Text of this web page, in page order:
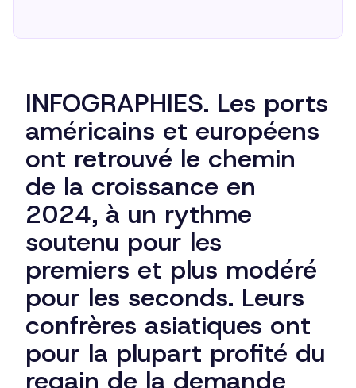
INFOGRAPHIES. Les ports
américains et européens
ont retrouvé le chemin
de la croissance en
2024, à un rythme
soutenu pour les
premiers et plus modéré
pour les seconds. Leurs
confrères asiatiques ont
pour la plupart profité du
regain de la demande